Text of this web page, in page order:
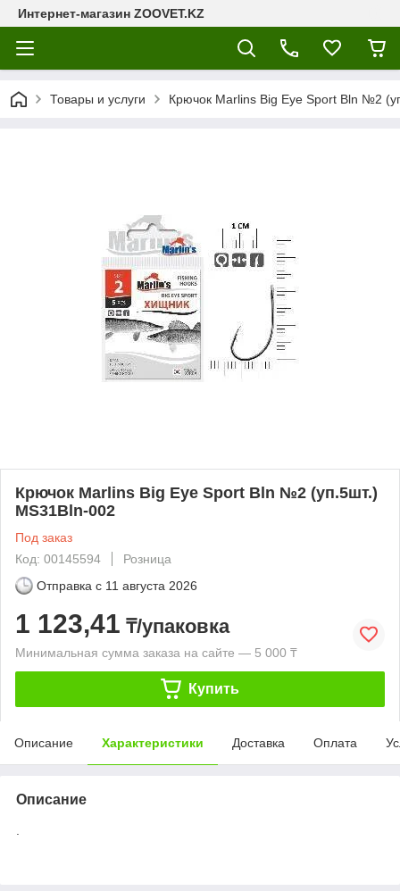
Интернет-магазин ZOOVET.KZ
Товары и услуги Крючок Marlins Big Eye Sport Bln №2
Крючок Marlins Big Eye Sport Bln №2 (уп.5шт.)
MS31Bln-002
Под заказ
Код: 00145594
Розница
Отправка с 11 августа 2026
1 123,41 ₸/упаковка
Минимальная сумма заказа на сайте — 5 000 ₸
Купить
Описание Характеристики Доставка Оплата
Описание